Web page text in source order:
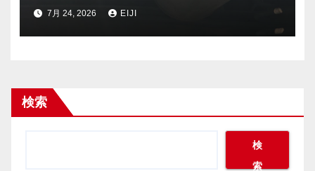
7月 24, 2026 EIJI
検索
検
索